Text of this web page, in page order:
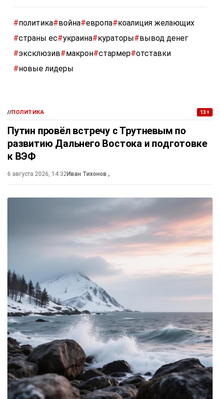
#политика#война#европа#коалиция желающих
#страны ес#украина#кураторы#вывод денег
#эксклюзив#макрон#стармер#отставки
#новые лидеры
//ПОЛИТИКА 13+
Путин провёл встречу с Трутневым по
развитию Дальнего Востока и подготовке
к ВЭФ
6 августа 2026, 14:32Иван Тихонов ,